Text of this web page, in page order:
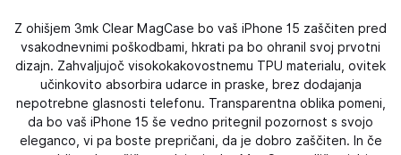
Z ohišjem 3mk Clear MagCase bo vaš iPhone 15 zaščiten pred
vsakodnevnimi poškodbami, hkrati pa bo ohranil svoj prvotni
dizajn. Zahvaljujoč visokokakovostnemu TPU materialu, ovitek
učinkovito absorbira udarce in praske, brez dodajanja
nepotrebne glasnosti telefonu. Transparentna oblika pomeni,
da bo vaš iPhone 15 še vedno pritegnil pozornost s svojo
eleganco, vi pa boste prepričani, da je dobro zaščiten. In če